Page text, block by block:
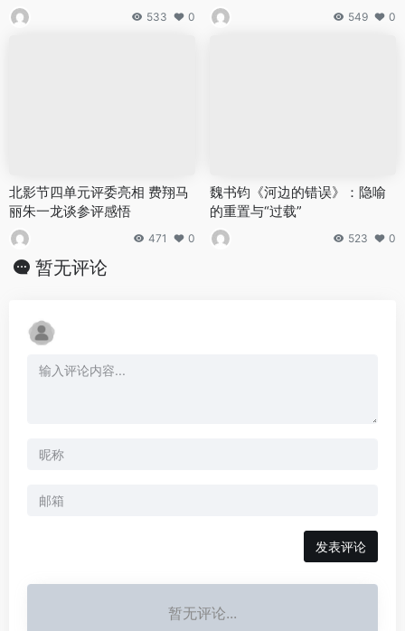
533 0 549 0
北影节四单元评委亮相 费翔马
丽朱一龙谈参评感悟
471 0
魏书钧《河边的错误》：隐喻
的重置与“过载”
523 0
暂无评论
发表评论
暂无评论...